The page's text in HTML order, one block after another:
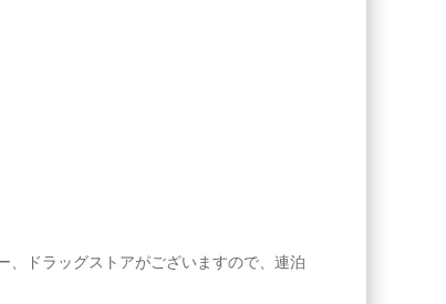
、ドラッグストアがございますので、連泊